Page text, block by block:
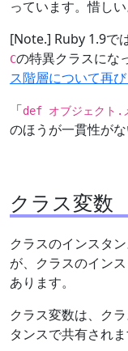
っています。惜しい
[Note.] Ruby 1.9では
Cの特異クラスにな
ス階層について再
「def オブジェクト.
のほうが一貫性がな
クラス変数
クラスのインスタ
が、クラスのイン
あります。
クラス変数は、ク
タンスで共有されま